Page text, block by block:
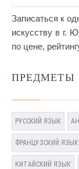
Записаться к
искусству в г.
по цене,
ПРЕДМЕТЫ
РУССКИЙ ЯЗЫК
ФРАНЦУЗСКИЙ ЯЗЫК
КИТАЙСКИЙ ЯЗЫК